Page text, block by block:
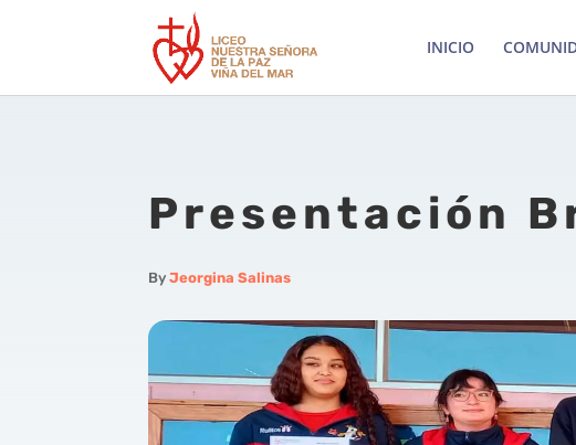
INICIO
Presentación
ByJeorgina Salinas